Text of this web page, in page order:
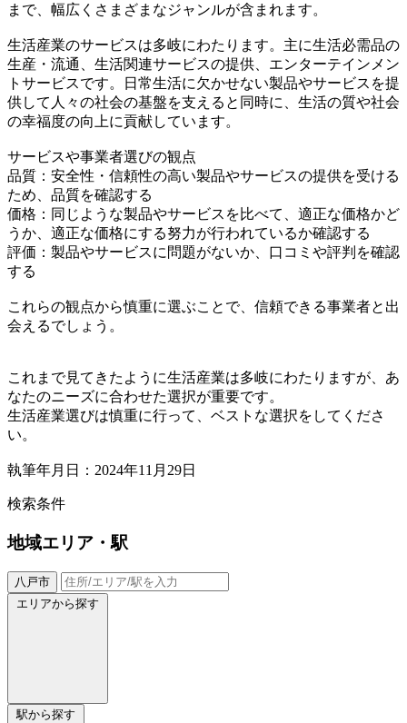
まで、幅広くさまざまなジャンルが含まれます。
生活産業のサービスは多岐にわたります。主に生活必需品の
生産・流通、生活関連サービスの提供、エンターテインメン
トサービスです。日常生活に欠かせない製品やサービスを提
供して人々の社会の基盤を支えると同時に、生活の質や社会
の幸福度の向上に貢献しています。
サービスや事業者選びの観点
品質：安全性・信頼性の高い製品やサービスの提供を受ける
ため、品質を確認する
価格：同じような製品やサービスを比べて、適正な価格かど
うか、適正な価格にする努力が行われているか確認する
評価：製品やサービスに問題がないか、口コミや評判を確認
する
これらの観点から慎重に選ぶことで、信頼できる事業者と出
会えるでしょう。
これまで見てきたように生活産業は多岐にわたりますが、あ
なたのニーズに合わせた選択が重要です。
生活産業選びは慎重に行って、ベストな選択をしてくださ
い。
執筆年月日：2024年11月29日
検索条件
地域エリア・駅
八戸市
エリアから探す
駅から探す